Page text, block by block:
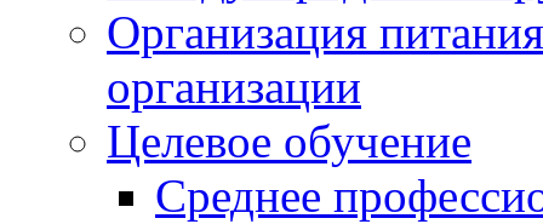
Организация
организации
Целевое обучение
Среднее